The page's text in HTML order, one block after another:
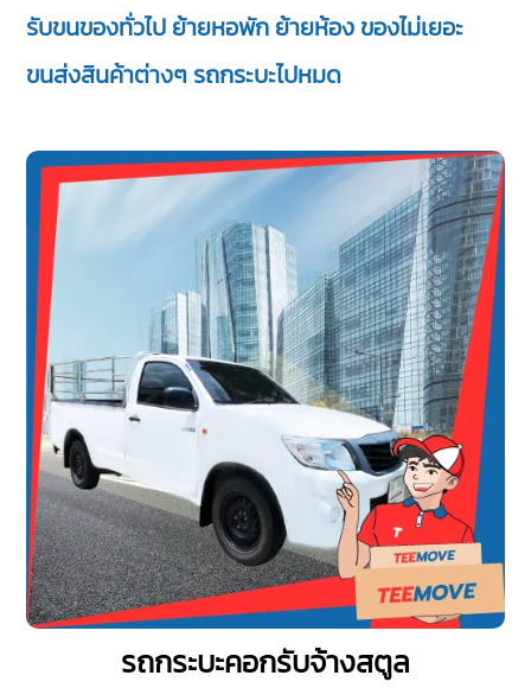
รับขนของทั่วไป ย้ายหอพัก ย้ายห้อง ของไม่เยอะ
ขนส่งสินค้าต่างๆ รถกระบะไปหมด
รถกระบะคอกรับจ้างสตูล